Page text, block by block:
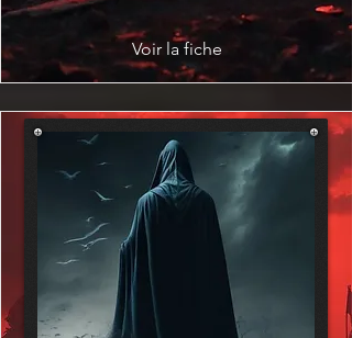
Voir la fiche